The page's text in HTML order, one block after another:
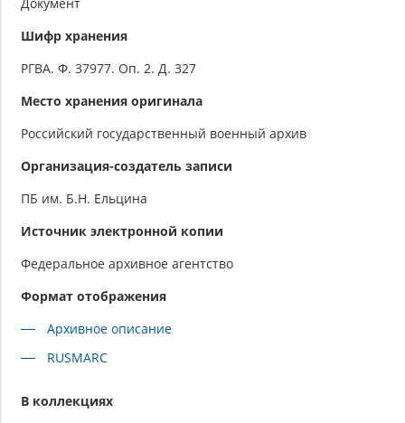
Шифр хранения
РГВА. Ф. 37977. Оп. 2. Д. 327
Место хранения оригинала
Российский государственный военный архив
Организация-создатель записи
ПБ им. Б.Н. Ельцина
Источник электронной копии
Федеральное архивное агентство
Формат отображения
Архивное описание
RUSMARC
В коллекциях